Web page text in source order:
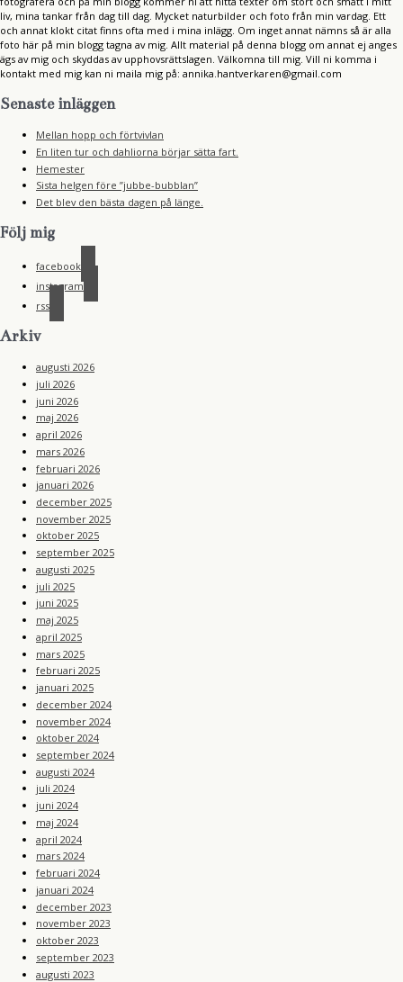
liv, mina tankar från dag till dag. Mycket naturbilder och foto från min vardag. Ett
och annat klokt citat finns ofta med i mina inlägg. Om inget annat nämns så är alla
foto här på min blogg tagna av mig. Allt material på denna blogg om annat ej anges
ägs av mig och skyddas av upphovsrättslagen. Välkomna till mig. Vill ni komma i
kontakt med mig kan ni maila mig på: annika.hantverkaren@gmail.com
Senaste inläggen
Mellan hopp och förtvivlan
En liten tur och dahliorna börjar sätta fart.
Hemester
Sista helgen före ”jubbe-bubblan”
Det blev den bästa dagen på länge.
Följ mig
facebook
instagram
rss
Arkiv
augusti 2026
juli 2026
juni 2026
maj 2026
april 2026
mars 2026
februari 2026
januari 2026
december 2025
november 2025
oktober 2025
september 2025
augusti 2025
juli 2025
juni 2025
maj 2025
april 2025
mars 2025
februari 2025
januari 2025
december 2024
november 2024
oktober 2024
september 2024
augusti 2024
juli 2024
juni 2024
maj 2024
april 2024
mars 2024
februari 2024
januari 2024
december 2023
november 2023
oktober 2023
september 2023
augusti 2023